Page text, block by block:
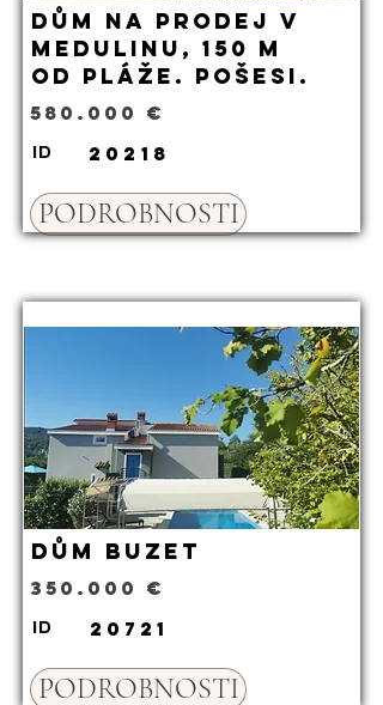
Dům na prodej v
Medulinu, 150 m
od pláže. Pošesi.
580.000 €
ID 20218
PODROBNOSTI
Dům Buzet
350.000 €
ID 20721
PODROBNOSTI